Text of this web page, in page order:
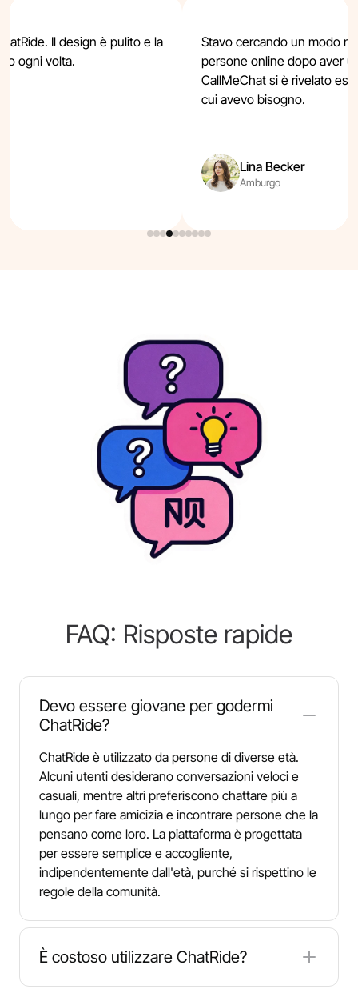
Il design è pulito e la
ogni volta.
Stavo cercando un modo
persone online dopo aver
CallMeChat si è rivelato
cui avevo bisogno.
Lina Becker
Amburgo
FAQ: Risposte rapide
Devo essere giovane per godermi
ChatRide?
ChatRide è utilizzato da persone di diverse età.
Alcuni utenti desiderano conversazioni veloci e
casuali, mentre altri preferiscono chattare più a
lungo per fare amicizia e incontrare persone che la
pensano come loro. La piattaforma è progettata
per essere semplice e accogliente,
indipendentemente dall'età, purché si rispettino le
regole della comunità.
È costoso utilizzare ChatRide?